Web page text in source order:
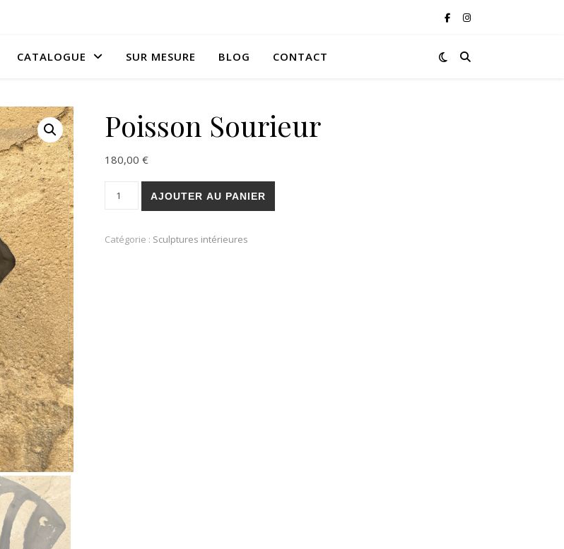
CATALOGUE SUR MESURE BLOG CONTACT
Poisson Sourieur
180,00 €
quantité de Poisson Sourieur
AJOUTER AU PANIER
Catégorie : Sculptures intérieures